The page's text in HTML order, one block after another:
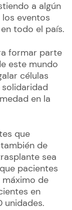
a algún
eventos
en todo el país.
formar parte
este mundo
células
en la
que
de
sea
pacientes
de
en
unidades.